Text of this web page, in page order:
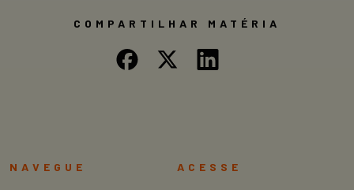
COMPARTILHAR MATÉRIA
NAVEGUE ACESSE